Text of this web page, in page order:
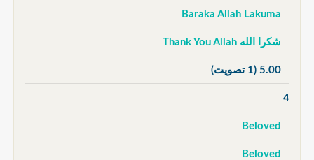
Baraka Allah Lakuma
شكرا الله Thank You Allah
5.00 (1 تصويت)
4
Beloved
Beloved